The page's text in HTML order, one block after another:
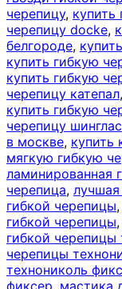
черепицу, купить
черепицу docke,
белгороде,
купить гибкую
купить гибкую
черепицу катепал,
купить гибкую
черепицу шинглас
в москве, купить
мягкую гибкую
ламинированная
черепица, лучшая
гибкой черепицы,
гибкой черепицы,
гибкой черепицы
черепицы
технониколь
фиксер, мастика